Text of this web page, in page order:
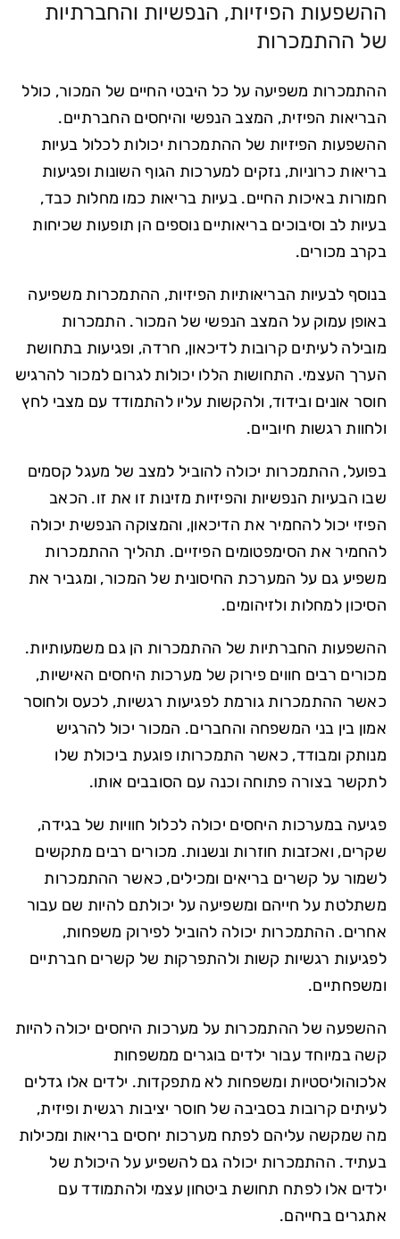
ההשפעות הפיזיות, הנפשיות והחברתיות
של ההתמכרות
ההתמכרות משפיעה על כל היבטי החיים של המכור, כולל
הבריאות הפיזית, המצב הנפשי והיחסים החברתיים.
ההשפעות הפיזיות של ההתמכרות יכולות לכלול בעיות
בריאות כרוניות, נזקים למערכות הגוף השונות ופגיעות
חמורות באיכות החיים. בעיות בריאות כמו מחלות כבד,
בעיות לב וסיבוכים בריאותיים נוספים הן תופעות שכיחות
בקרב מכורים.
בנוסף לבעיות הבריאותיות הפיזיות, ההתמכרות משפיעה
באופן עמוק על המצב הנפשי של המכור. התמכרות
מובילה לעיתים קרובות לדיכאון, חרדה, ופגיעות בתחושת
הערך העצמי. התחושות הללו יכולות לגרום למכור להרגיש
חוסר אונים ובידוד, ולהקשות עליו להתמודד עם מצבי לחץ
ולחוות רגשות חיוביים.
בפועל, ההתמכרות יכולה להוביל למצב של מעגל קסמים
שבו הבעיות הנפשיות והפיזיות מזינות זו את זו. הכאב
הפיזי יכול להחמיר את הדיכאון, והמצוקה הנפשית יכולה
להחמיר את הסימפטומים הפיזיים. תהליך ההתמכרות
משפיע גם על המערכת החיסונית של המכור, ומגביר את
הסיכון למחלות ולזיהומים.
ההשפעות החברתיות של ההתמכרות הן גם משמעותיות.
מכורים רבים חווים פירוק של מערכות היחסים האישיות,
כאשר ההתמכרות גורמת לפגיעות רגשיות, לכעס ולחוסר
אמון בין בני המשפחה והחברים. המכור יכול להרגיש
מנותק ומבודד, כאשר התמכרותו פוגעת ביכולת שלו
לתקשר בצורה פתוחה וכנה עם הסובבים אותו.
פגיעה במערכות היחסים יכולה לכלול חוויות של בגידה,
שקרים, ואכזבות חוזרות ונשנות. מכורים רבים מתקשים
לשמור על קשרים בריאים ומכילים, כאשר ההתמכרות
משתלטת על חייהם ומשפיעה על יכולתם להיות שם עבור
אחרים. ההתמכרות יכולה להוביל לפירוק משפחות,
לפגיעות רגשיות קשות ולהתפרקות של קשרים חברתיים
ומשפחתיים.
ההשפעה של ההתמכרות על מערכות היחסים יכולה להיות
קשה במיוחד עבור ילדים בוגרים ממשפחות
אלכוהוליסטיות ומשפחות לא מתפקדות. ילדים אלו גדלים
לעיתים קרובות בסביבה של חוסר יציבות רגשית ופיזית,
מה שמקשה עליהם לפתח מערכות יחסים בריאות ומכילות
בעתיד. ההתמכרות יכולה גם להשפיע על היכולת של
ילדים אלו לפתח תחושת ביטחון עצמי ולהתמודד עם
אתגרים בחייהם.